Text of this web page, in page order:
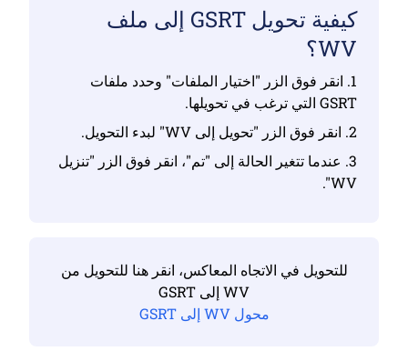
كيفية تحويل GSRT إلى ملف
WV؟
1. انقر فوق الزر "اختيار الملفات" وحدد ملفات
GSRT التي ترغب في تحويلها.
2. انقر فوق الزر "تحويل إلى WV" لبدء التحويل.
3. عندما تتغير الحالة إلى "تم"، انقر فوق الزر "تنزيل
WV".
للتحويل في الاتجاه المعاكس، انقر هنا للتحويل من
WV إلى GSRT
محول WV إلى GSRT